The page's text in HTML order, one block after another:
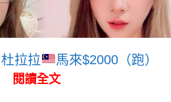
拉拉 馬來$2000（跑）
閱讀全文